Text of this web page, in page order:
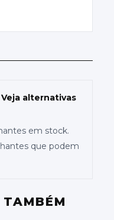
alternativas
em stock.
que podem